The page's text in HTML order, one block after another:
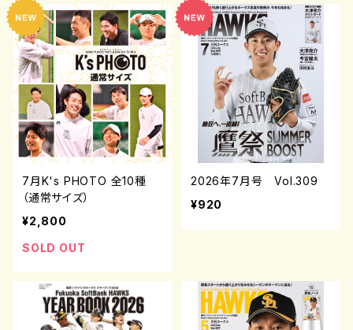
7月K's PHOTO 全10種
（通常サイズ）
¥2,800
SOLD OUT
2026年7月号 Vol.309
¥920